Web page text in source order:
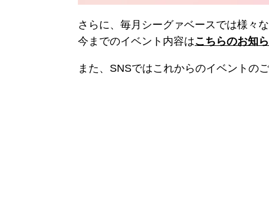
さらに、毎月シーグァベースでは様々
今までのイベント内容はこちらのお知
また、SNSではこれからのイベントの